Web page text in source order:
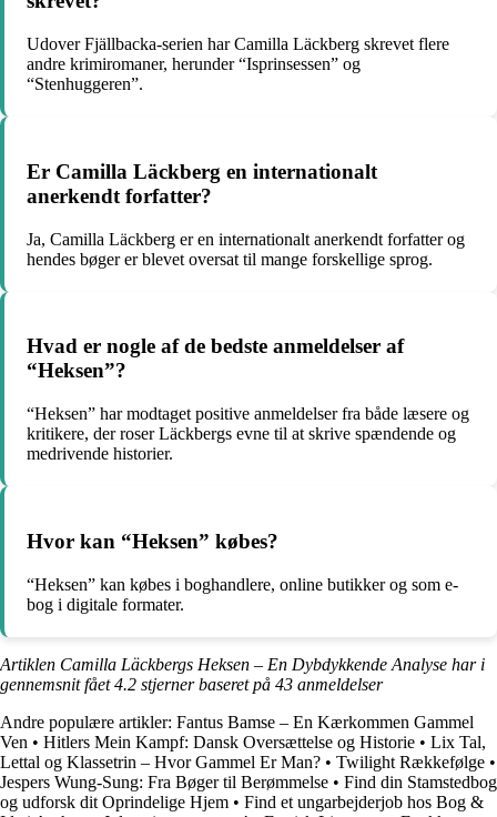
Udover Fjällbacka-serien har Camilla Läckberg skrevet flere
andre krimiromaner, herunder “Isprinsessen” og
“Stenhuggeren”.
Er Camilla Läckberg en internationalt
anerkendt forfatter?
Ja, Camilla Läckberg er en internationalt anerkendt forfatter og
hendes bøger er blevet oversat til mange forskellige sprog.
Hvad er nogle af de bedste anmeldelser af
“Heksen”?
“Heksen” har modtaget positive anmeldelser fra både læsere og
kritikere, der roser Läckbergs evne til at skrive spændende og
medrivende historier.
Hvor kan “Heksen” købes?
“Heksen” kan købes i boghandlere, online butikker og som e-
bog i digitale formater.
Artiklen Camilla Läckbergs Heksen – En Dybdykkende Analyse har i
gennemsnit fået4.2 stjerner baseret på 43 anmeldelser
Andre populære artikler: Fantus Bamse – En Kærkommen Gammel
Ven • Hitlers Mein Kampf: Dansk Oversættelse og Historie • Lix Tal,
Lettal og Klassetrin – Hvor Gammel Er Man? • Twilight Rækkefølge •
Jespers Wung-Sung: Fra Bøger til Berømmelse • Find din Stamstedbog
og udforsk dit Oprindelige Hjem • Find et ungarbejderjob hos Bog &